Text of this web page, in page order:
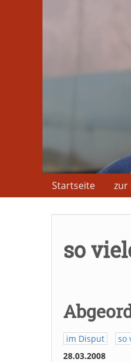
Startseite zur
so
im Disput
so
28.03.2008